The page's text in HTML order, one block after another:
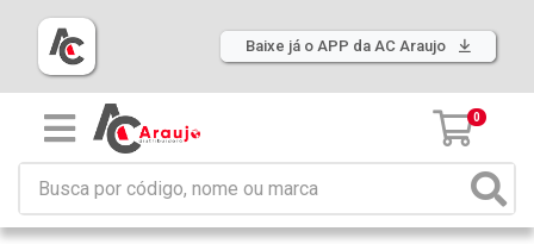
Baixe já o APP da AC Araujo
0